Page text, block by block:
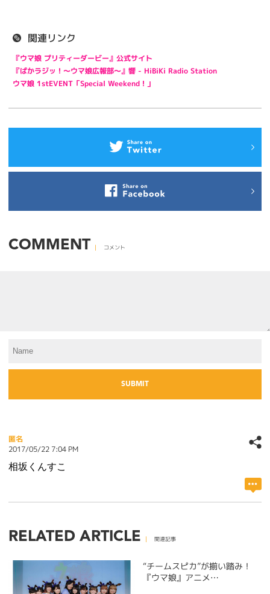
関連リンク
『ウマ娘 プリティーダービー』公式サイト
『ぱかラジッ！～ウマ娘広報部～』響 - HiBiKi Radio Station
ウマ娘 1stEVENT「Special Weekend！」
COMMENT コメント
匿名
2017/05/22 7:04 PM
相坂くんすこ
RELATED ARTICLE 関連記事
“チームスピカ”が揃い踏み！
『ウマ娘』アニメ…